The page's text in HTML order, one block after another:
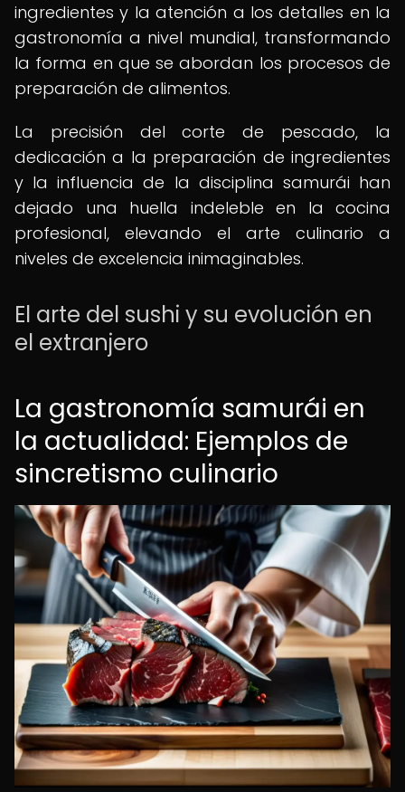
ingredientes y la atención a los detalles en la
gastronomía a nivel mundial, transformando
la forma en que se abordan los procesos de
preparación de alimentos.
La precisión del corte de pescado, la
dedicación a la preparación de ingredientes
y la influencia de la disciplina samurái han
dejado una huella indeleble en la cocina
profesional, elevando el arte culinario a
niveles de excelencia inimaginables.
El arte del sushi y su evolución en
el extranjero
La gastronomía samurái en
la actualidad: Ejemplos de
sincretismo culinario